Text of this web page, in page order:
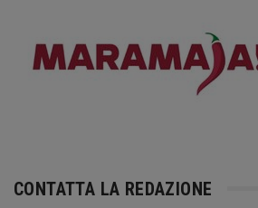
CONTATTA LA REDAZIONE